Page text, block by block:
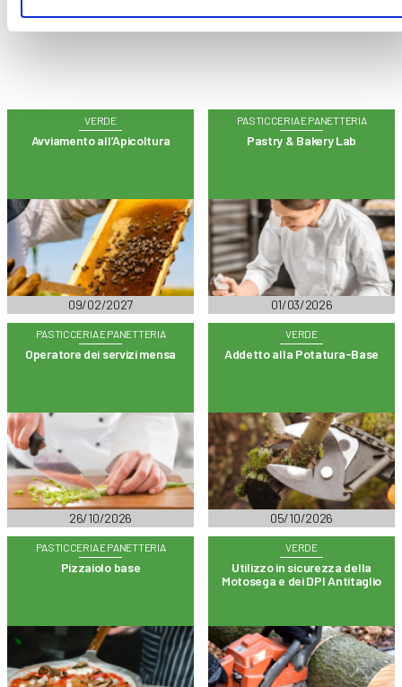
VERDE
Avviamento all’Apicoltura
09/02/2027
PASTICCERIA E PANETTERIA
Pastry & Bakery Lab
01/03/2026
PASTICCERIA E PANETTERIA
Operatore dei servizi mensa
26/10/2026
VERDE
Addetto alla Potatura-Base
05/10/2026
PASTICCERIA E PANETTERIA
Pizzaiolo base
VERDE
Utilizzo in sicurezza della
Motosega e dei DPI Antitaglio